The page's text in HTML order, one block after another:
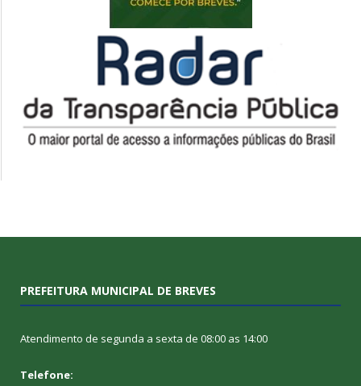
PREFEITURA MUNICIPAL DE BREVES
Atendimento de segunda a sexta de 08:00 as 14:00
Telefone: